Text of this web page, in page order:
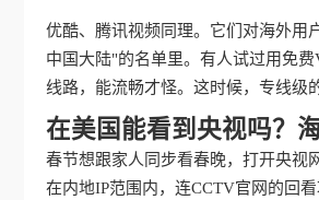
优酷、腾讯视频同理。它们对海外用
中国大陆"的名单里。有人试过用免
线路，能流畅才怪。这时候，专线级
在美国能看到央视吗？
春节想跟家人同步看春晚，打开央视
在内地IP范围内，连CCTV官网的回